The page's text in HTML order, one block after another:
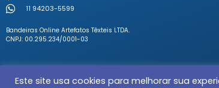
11 94203-5599
Bandeiras Online Artefatos Têxteis LTDA.
CNPJ: 00.295.234/0001-03
Este site usa cookies para melhorar sua